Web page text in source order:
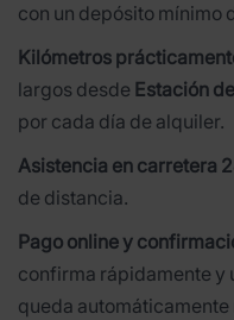
con un depósito mínimo
Kilómetros
largos desde Estación
por cada día de alquiler.
Asistencia en carretera
de distancia.
Pago online y
confirma rápidamente y
queda